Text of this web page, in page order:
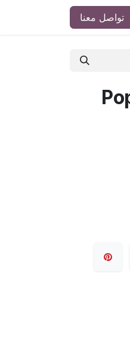
تواصل معنا